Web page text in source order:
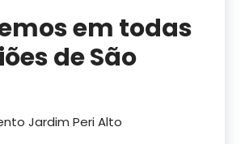
em todas
de São
Jardim Peri Alto